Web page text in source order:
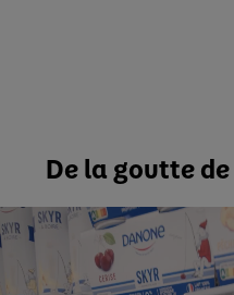
De la goutte